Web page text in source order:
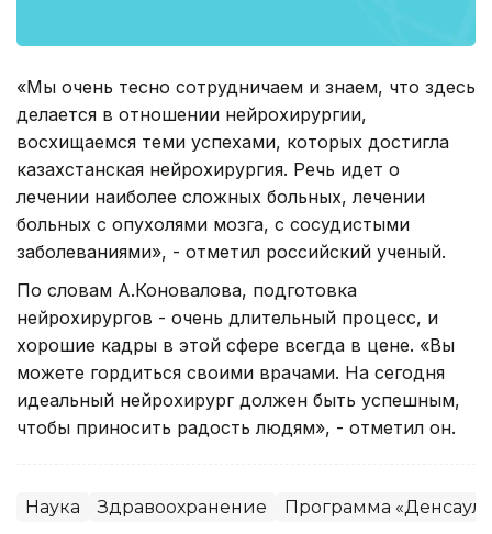
«Мы очень тесно сотрудничаем и знаем, что здесь
делается в отношении нейрохирургии,
восхищаемся теми успехами, которых достигла
казахстанская нейрохирургия. Речь идет о
лечении наиболее сложных больных, лечении
больных с опухолями мозга, с сосудистыми
заболеваниями», - отметил российский ученый.
По словам А.Коновалова, подготовка
нейрохирургов - очень длительный процесс, и
хорошие кадры в этой сфере всегда в цене. «Вы
можете гордиться своими врачами. На сегодня
идеальный нейрохирург должен быть успешным,
чтобы приносить радость людям», - отметил он.
Наука Здравоохранение Программа